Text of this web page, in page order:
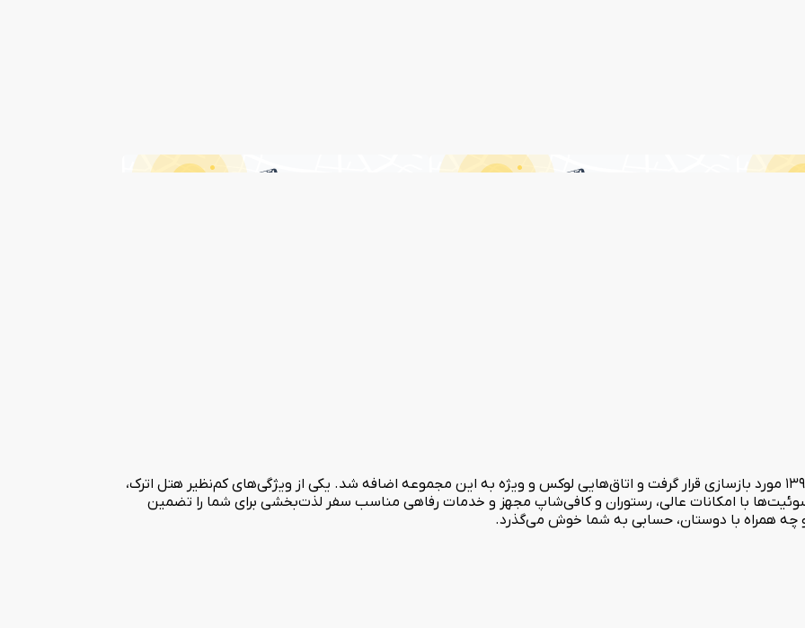
هتل اترک مشهد، در سال 1357 به بهره‌برداری رسید. سپس در سال 1394 مورد بازسازی قرار گرفت و اتاق‌هایی لوکس و ویژه به این مجموعه اضافه شد. یکی از ویژگی‌های کم‌نظیر هتل اترک،
با امکانات عالی، رستوران و کافی‌شاپ مجهز و خدمات رفاهی مناسب سفر لذت‌بخشی برای شما را تضمین
و چه همراه با دوستان، حسابی به شما خوش می‌گذرد.